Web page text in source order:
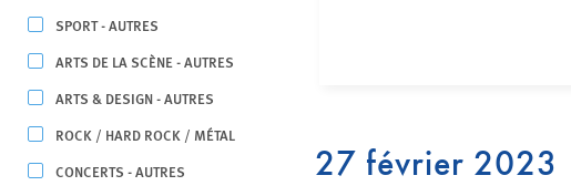
SPORT - AUTRES
ARTS DE LA SCÈNE - AUTRES
ARTS & DESIGN - AUTRES
ROCK / HARD ROCK / MÉTAL
CONCERTS - AUTRES
27 février 2023